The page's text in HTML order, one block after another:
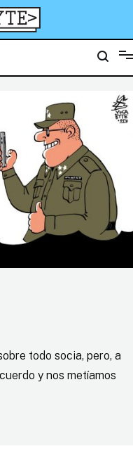
todo socia, pero, a
y nos metíamos